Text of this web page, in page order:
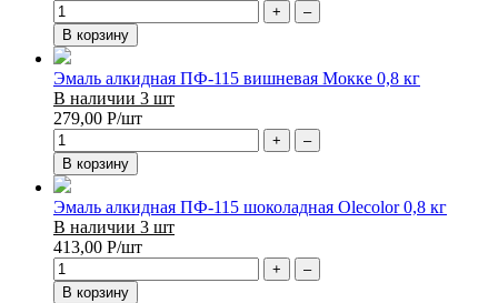
+
–
В корзину
Эмаль алкидная ПФ-115 вишневая Мокке 0,8 кг
В наличии 3 шт
279,00 Р/шт
+
–
В корзину
Эмаль алкидная ПФ-115 шоколадная Olecolor 0,8 кг
В наличии 3 шт
413,00 Р/шт
+
–
В корзину